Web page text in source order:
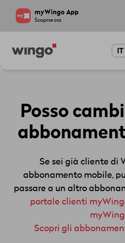
myWingo App
Scoprire ora
Main
IT
Posso
Se sei già cliente di
abbonamento mobile,
passare a un altro
portale clienti
Scopri gli